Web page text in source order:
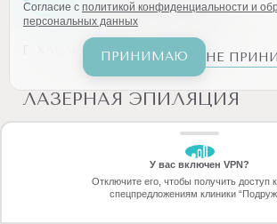
Г. ХАБАРОВСК, УЛ. ЗАПАРИНА 104
ЛАЗЕРНАЯ ЭПИЛЯЦИЯ
Спина
Позвоните
Согласие с политикой конфиденциальности и
персональных данных
ПРИНИМАЮ НЕ
У вас включен VPN?
Отключите его, чтобы получить доступ
спецпредложениям клиники